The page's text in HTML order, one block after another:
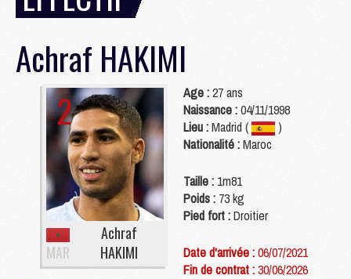
Achraf HAKIMI
2
MAR
Achraf
HAKIMI
Age :27 ans
Naissance :04/11/1998
Lieu :Madrid (
)
Nationalité :Maroc
Taille : 1m81
Poids : 73 kg
Pied fort :Droitier
Date d'arrivée :06/07/2021
Fin de contrat :30/06/2026